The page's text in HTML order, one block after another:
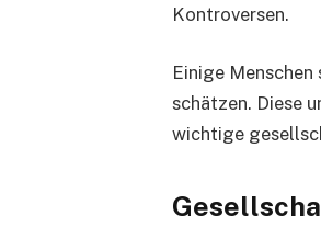
Kontroversen.
Einige
schätzen. Diese
wichtige